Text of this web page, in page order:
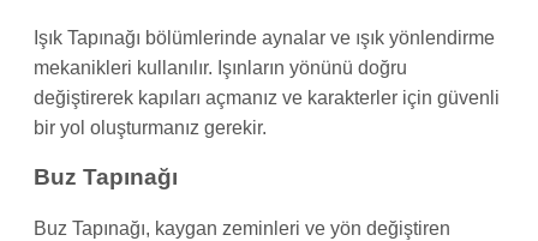
Işık Tapınağı bölümlerinde aynalar ve ışık yönlendirme
mekanikleri kullanılır. Işınların yönünü doğru
değiştirerek kapıları açmanız ve karakterler için güvenli
bir yol oluşturmanız gerekir.
Buz Tapınağı
Buz Tapınağı, kaygan zeminleri ve yön değiştiren